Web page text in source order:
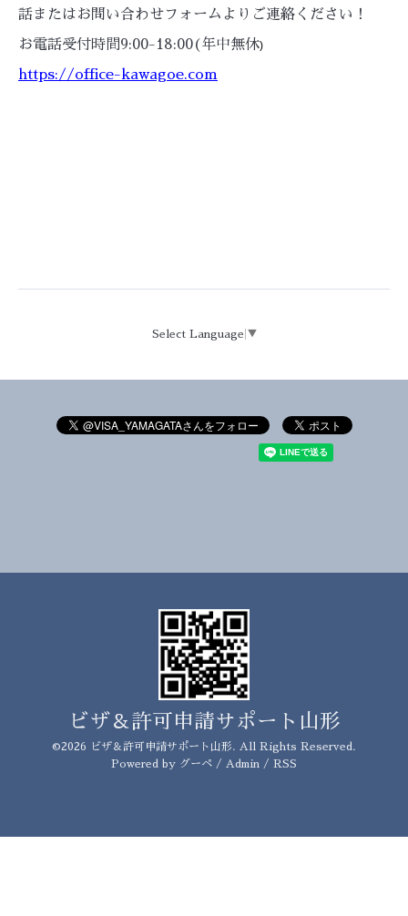
話またはお問い合わせフォームよりご連絡ください！
お電話受付時間9:00-18:00(年中無休)
https://office-kawagoe.com
Select Language ▼
ビザ＆許可申請サポート山形
©2026 ビザ＆許可申請サポート山形. All Rights Reserved.
Powered by グーペ / Admin / RSS